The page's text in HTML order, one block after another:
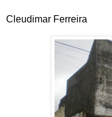
Cleudimar Ferreira